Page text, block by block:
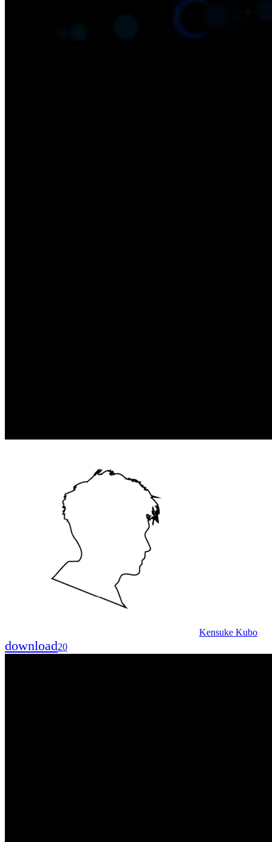
Kensuke Kubo
download20